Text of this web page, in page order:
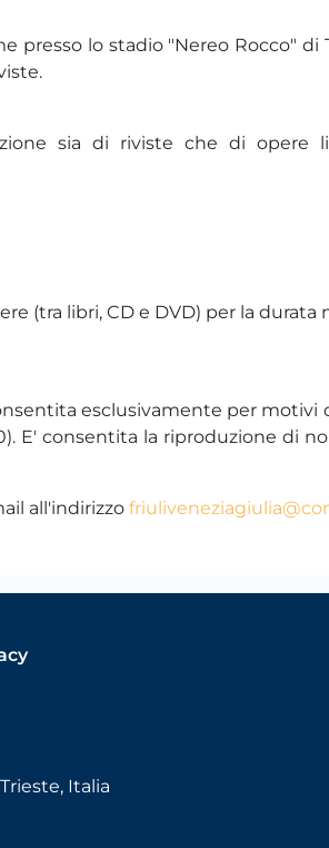
presso lo stadio "Nereo Rocco" di
sia di riviste che di opere
(tra libri, CD e DVD) per la durata
esclusivamente per motivi
E' consentita la riproduzione di
all'indirizzo
Italia